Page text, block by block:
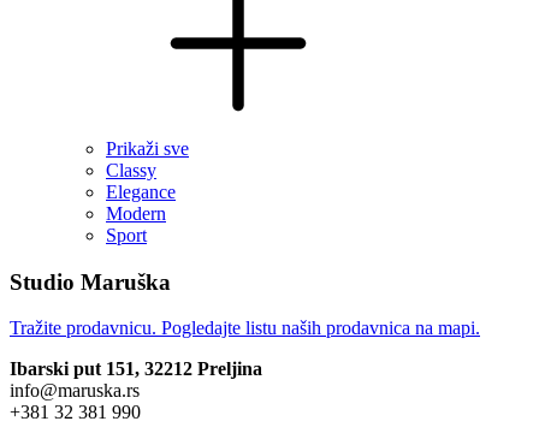
Prikaži sve
Classy
Elegance
Modern
Sport
Studio Maruška
Tražite prodavnicu. Pogledajte listu naših prodavnica na mapi.
Ibarski put 151, 32212 Preljina
info@maruska.rs
+381 32 381 990